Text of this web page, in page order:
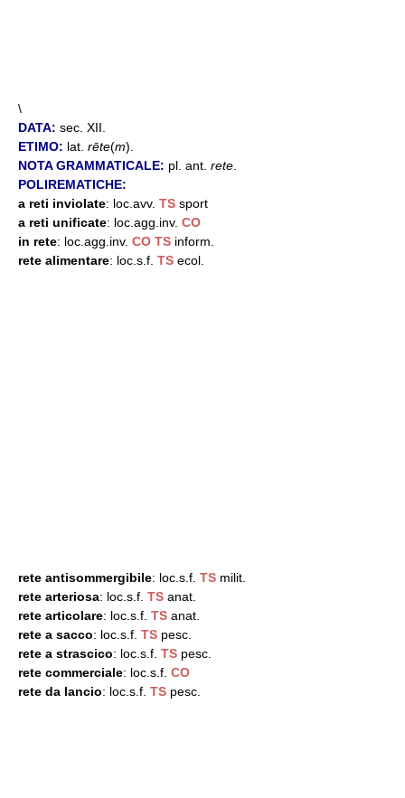
\
DATA: sec. XII.
ETIMO: lat. rēte(m).
NOTA GRAMMATICALE: pl. ant. rete
POLIREMATICHE:
a reti inviolate: loc.avv. TS sport
a reti unificate: loc.agg.inv. CO
in rete: loc.agg.inv. CO TS inform.
rete alimentare: loc.s.f. TS ecol.
rete antisommergibile: loc.s.f. TS milit.
rete arteriosa: loc.s.f. TS anat.
rete articolare: loc.s.f. TS anat.
rete a sacco: loc.s.f. TS pesc.
rete a strascico: loc.s.f. TS pesc.
rete commerciale: loc.s.f. CO
rete da lancio: loc.s.f. TS pesc.